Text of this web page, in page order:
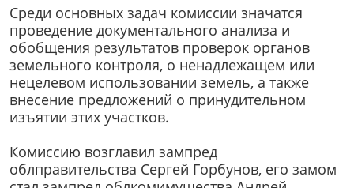
Среди основных задач комиссии значатся
проведение документального анализа и
обобщения результатов проверок органов
земельного контроля, о ненадлежащем или
нецелевом использовании земель, а также
внесение предложений о принудительном
изъятии этих участков.
Комиссию возглавил зампред
облправительства Сергей Горбунов, его замом